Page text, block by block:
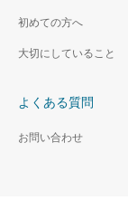
初めての方へ
大切にしていること
よくある質問
お問い合わせ